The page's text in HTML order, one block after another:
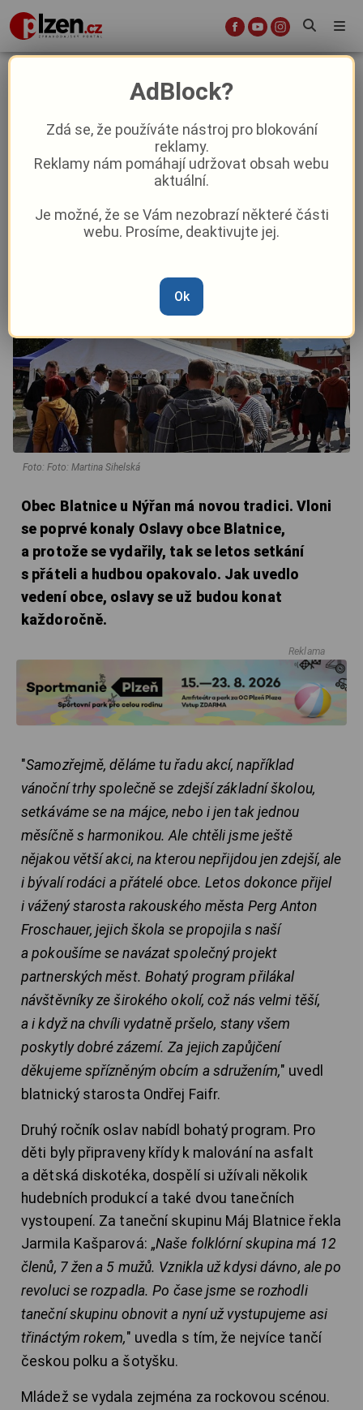
Blatnice u Nýřan slavila, obec má
novou tradici
Z kraje
25. 8. 2025|09:54
Foto: Foto: Martina Sihelská
Obec Blatnice u Nýřan má novou tradici. Vloni
se poprvé konaly Oslavy obce Blatnice,
a protože se vydařily, tak se letos setkání
s přáteli a hudbou opakovalo. Jak uvedlo
vedení obce, oslavy se už budou konat
každoročně.
Reklama
"Samozřejmě, děláme tu řadu akcí, například
vánoční trhy společně se zdejší základní školou,
setkáváme se na májce, nebo i jen tak jednou
měsíčně s harmonikou. Ale chtěli jsme ještě
nějakou větší akci, na kterou nepřijdou jen zdejší, ale
i bývalí rodáci a přátelé obce. Letos dokonce přijel
i vážený starosta rakouského města Perg Anton
Froschauer, jejich škola se propojila s naší
a pokoušíme se navázat společný projekt
partnerských měst. Bohatý program přilákal
návštěvníky ze širokého okolí, což nás velmi těší,
a i když na chvíli vydatně pršelo, stany všem
poskytly dobré zázemí. Za jejich zapůjčení
děkujeme spřízněným obcím a sdružením," uvedl
blatnický starosta Ondřej Faifr.
Druhý ročník oslav nabídl bohatý program. Pro
děti byly připraveny křídy k malování na asfalt
a dětská diskotéka, dospělí si užívali několik
hudebních produkcí a také dvou tanečních
vystoupení. Za taneční skupinu Máj Blatnice řekla
Jarmila Kašparová: „Naše folklórní skupina má 12
členů, 7 žen a 5 mužů. Vznikla už kdysi dávno, ale po
revoluci se rozpadla. Po čase jsme se rozhodli
taneční skupinu obnovit a nyní už vystupujeme asi
třináctým rokem," uvedla s tím, že nejvíce tančí
českou polku a šotyšku.
Mládež se vydala zejména za rockovou scénou.
AdBlock?
Zdá se, že používáte nástroj pro blokování
reklamy.
Reklamy nám pomáhají udržovat obsah webu
aktuální.
Je možné, že se Vám nezobrazí některé části
webu. Prosíme, deaktivujte jej.
Ok